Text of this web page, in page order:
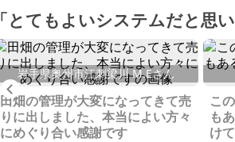
「とてもよいシステムだと思い
Previous
岩手県奥州市江刺梁川 M.Eさん
田畑の管理が大変になってきて売
りに出しました、本当によい方々
にめぐり合い感謝です
こ
も
け